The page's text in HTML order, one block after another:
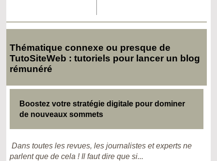
Thématique connexe ou presque de
TutoSiteWeb : tutoriels pour lancer un blog
rémunéré
Boostez votre stratégie digitale pour dominer
de nouveaux sommets
Dans toutes les revues, les journalistes et experts ne
parlent que de cela ! Il faut dire que si...